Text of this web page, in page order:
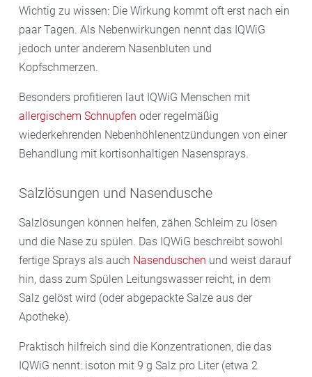
Wichtig zu wissen: Die Wirkung kommt oft erst nach ein
paar Tagen. Als Nebenwirkungen nennt das IQWiG
jedoch unter anderem Nasenbluten und
Kopfschmerzen.
Besonders profitieren laut IQWiG Menschen mit
allergischem Schnupfen oder regelmäßig
wiederkehrenden Nebenhöhlenentzündungen von einer
Behandlung mit kortisonhaltigen Nasensprays.
Salzlösungen und Nasendusche
Salzlösungen können helfen, zähen Schleim zu lösen
und die Nase zu spülen. Das IQWiG beschreibt sowohl
fertige Sprays als auch Nasenduschen und weist darauf
hin, dass zum Spülen Leitungswasser reicht, in dem
Salz gelöst wird (oder abgepackte Salze aus der
Apotheke).
Praktisch hilfreich sind die Konzentrationen, die das
IQWiG nennt: isoton mit 9 g Salz pro Liter (etwa 2